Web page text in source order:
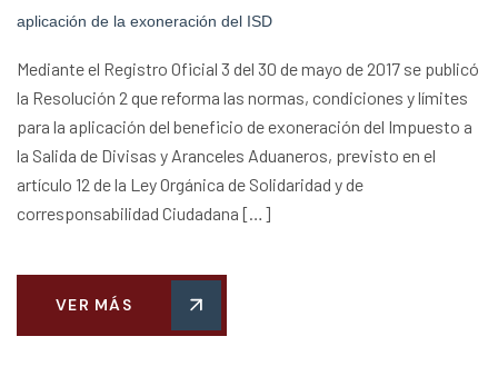
aplicación de la exoneración del ISD
Mediante el Registro Oficial 3 del 30 de mayo de 2017 se publicó
la Resolución 2 que reforma las normas, condiciones y límites
para la aplicación del beneficio de exoneración del Impuesto a
la Salida de Divisas y Aranceles Aduaneros, previsto en el
artículo 12 de la Ley Orgánica de Solidaridad y de
corresponsabilidad Ciudadana […]
VER MÁS